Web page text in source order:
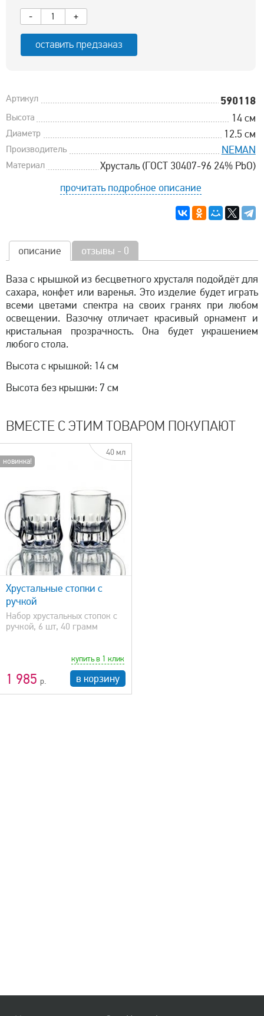
-
+
оставить предзаказ
Артикул 590118
Высота 14 см
Диаметр 12.5 см
Производитель NEMAN
Материал
Хрусталь (ГОСТ 30407-96 24% PbO)
прочитать подробное описание
описание отзывы - 0
Ваза с крышкой из бесцветного хрусталя подойдёт для
сахара, конфет или варенья. Это изделие будет играть
всеми цветами спектра на своих гранях при любом
освещении. Вазочку отличает красивый орнамент и
кристальная прозрачность. Она будет украшением
любого стола.
Высота с крышкой: 14 см
Высота без крышки: 7 см
ВМЕСТЕ С ЭТИМ ТОВАРОМ ПОКУПАЮТ
новинка!
40 мл
Хрустальные стопки с
ручкой
Набор хрустальных стопок с
ручкой, 6 шт, 40 грамм
1 985
купить в 1 клик
в корзину